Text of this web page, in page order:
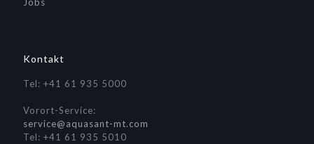
Kontakt
Tel: +41 61 935 5000
Vorort-Service:
service@aquasant-mt.com
Tel: +41 61 935 5010